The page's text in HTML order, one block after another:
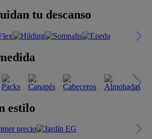
tu descanso
estilo